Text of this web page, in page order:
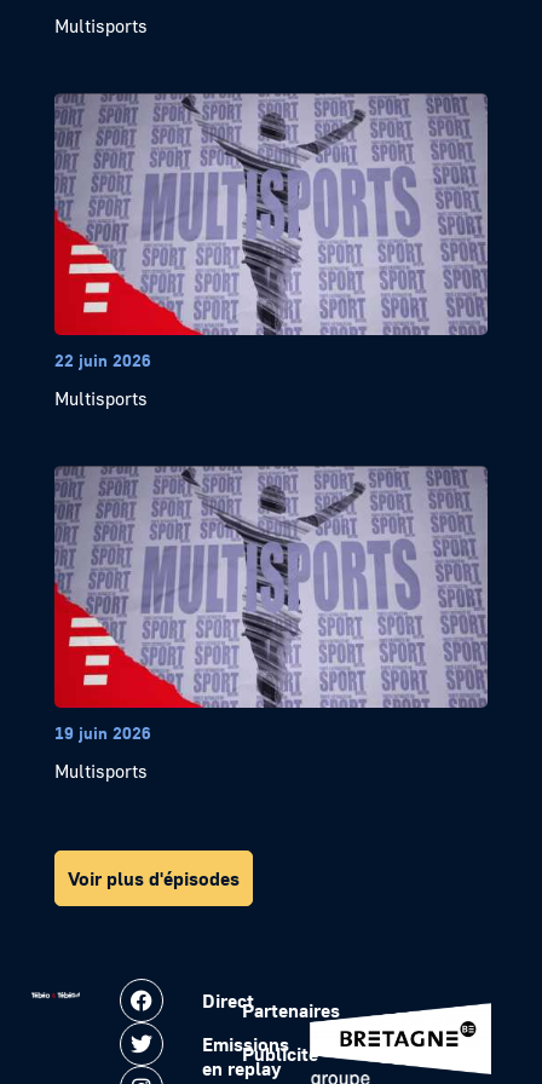
Multisports
22 juin 2026
Multisports
19 juin 2026
Multisports
Voir plus d'épisodes
Direct
Emissions
en replay
Partenaires
Publicité